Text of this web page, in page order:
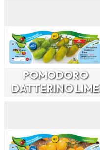
POMODORO
DATTERINO LIME